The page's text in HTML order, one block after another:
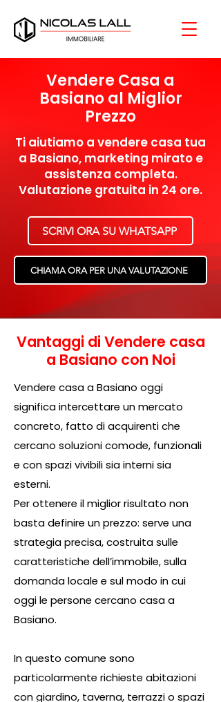
Vendere Casa a
Basiano al Miglior
Prezzo
Ti aiutiamo a vendere casa tua
a Basiano, marketing mirato e
assistenza completa.
Valutazione gratuita in 24 ore.
SCRIVI ORA SU WHATSAPP
CHIAMA ORA PER UNA VALUTAZIONE
Vantaggi di Vendere casa
a Basiano con Noi
Vendere casa a Basiano oggi
significa intercettare un mercato
concreto, fatto di acquirenti che
cercano soluzioni comode, funzionali
e con spazi vivibili sia interni sia
esterni.
Per ottenere il miglior risultato non
basta definire un prezzo: serve una
strategia precisa, costruita sulle
caratteristiche dell’immobile, sulla
domanda locale e sul modo in cui
oggi le persone cercano casa a
Basiano.
In questo comune sono
particolarmente richieste abitazioni
con giardino, taverna, terrazzi o spazi